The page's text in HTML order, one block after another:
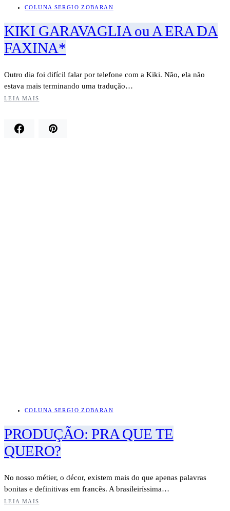
COLUNA SERGIO ZOBARAN
KIKI GARAVAGLIA ou A ERA DA
FAXINA*
Outro dia foi difícil falar por telefone com a Kiki. Não, ela não
estava mais terminando uma tradução…
LEIA MAIS
COLUNA SERGIO ZOBARAN
PRODUÇÃO: PRA QUE TE
QUERO?
No nosso métier, o décor, existem mais do que apenas palavras
bonitas e definitivas em francês. A brasileiríssima…
LEIA MAIS